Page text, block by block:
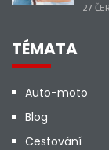
27
TÉMATA
Auto-moto
Blog
Cestování